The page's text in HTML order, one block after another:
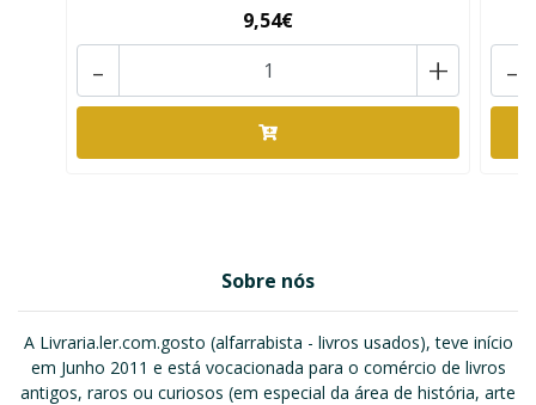
9,54€
+
- -
Sobre nós
A Livraria.ler.com.gosto (alfarrabista - livros usados), teve início
em Junho 2011 e está vocacionada para o comércio de livros
antigos, raros ou curiosos (em especial da área de história, arte